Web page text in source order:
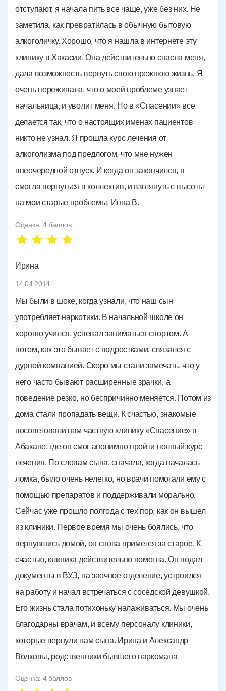
отступают, я начала пить все чаще, уже без них. Не
заметила, как превратилась в обычную бытовую
алкоголичку. Хорошо, что я нашла в интернете эту
клинику в Хакасии. Она действительно спасла меня,
дала возможность вернуть свою прежнюю жизнь. Я
очень переживала, что о моей проблеме узнает
начальница, и уволит меня. Но в «Спасении» все
делается так, что о настоящих именах пациентов
никто не узнал. Я прошла курс лечения от
алкоголизма под предлогом, что мне нужен
внеочередной отпуск. И когда он закончился, я
смогла вернуться в коллектив, и взглянуть с высоты
на мои старые проблемы. Инна В.
Оценка: 4 баллов
Ирина
14.04.2014
Мы были в шоке, когда узнали, что наш сын
употребляет наркотики. В начальной школе он
хорошо учился, успевал заниматься спортом. А
потом, как это бывает с подростками, связался с
дурной компанией. Скоро мы стали замечать, что у
него часто бывают расширенные зрачки, а
поведение резко, но беспричинно меняется. Потом из
дома стали пропадать вещи. К счастью, знакомые
посоветовали нам частную клинику «Спасение» в
Абакане, где он смог анонимно пройти полный курс
лечения. По словам сына, сначала, когда началась
ломка, было очень нелегко, но врачи помогали ему с
помощью препаратов и поддерживали морально.
Сейчас уже прошло полгода с тех пор, как он вышел
из клиники. Первое время мы очень боялись, что
вернувшись домой, он снова примется за старое. К
счастью, клиника действительно помогла. Он подал
документы в ВУЗ, на заочное отделение, устроился
на работу и начал встречаться с соседской девушкой.
Его жизнь стала потихоньку налаживаться. Мы очень
благодарны врачам, и всему персоналу клиники,
которые вернули нам сына. Ирина и Александр
Волковы, родственники бывшего наркомана
Оценка: 4 баллов